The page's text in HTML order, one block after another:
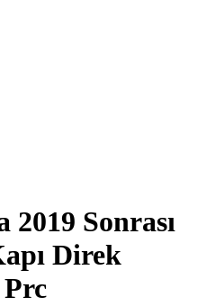
Sonrası
Direk
Prc